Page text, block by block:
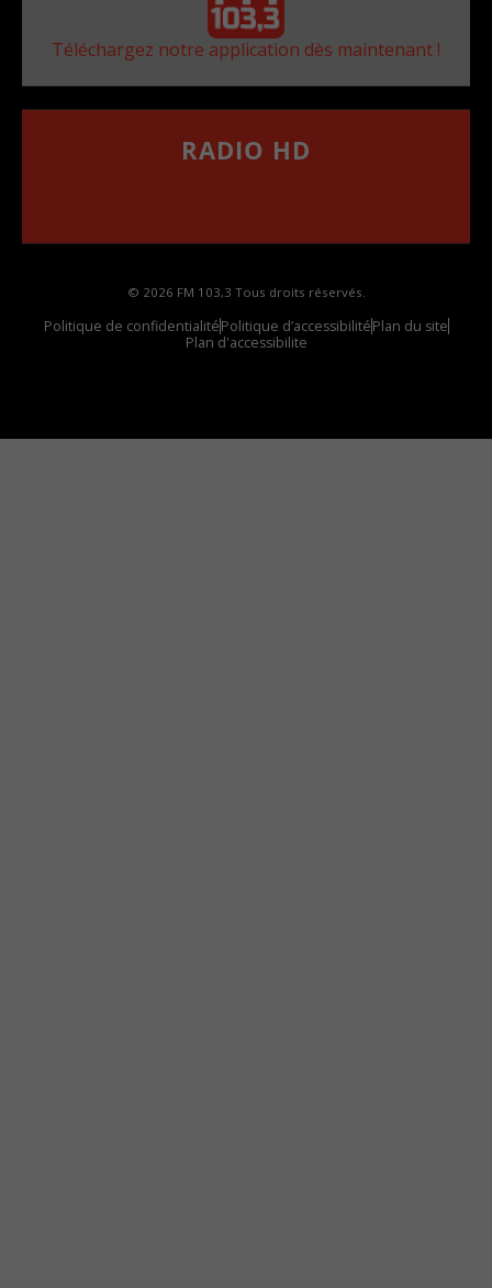
Téléchargez notre application dès maintenant !
RADIO HD
© 2026 FM 103,3 Tous droits réservés.
Politique de confidentialitéPolitique d’accessibilitéPlan du site
Plan d'accessibilite